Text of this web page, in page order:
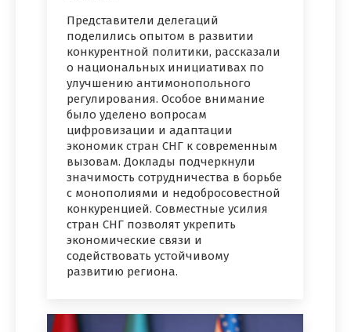
Представители делегаций
поделились опытом в развитии
конкурентной политики, рассказали
о национальных инициативах по
улучшению антимонопольного
регулирования. Особое внимание
было уделено вопросам
цифровизации и адаптации
экономик стран СНГ к современным
вызовам. Доклады подчеркнули
значимость сотрудничества в борьбе
с монополиями и недобросовестной
конкуренцией. Совместные усилия
стран СНГ позволят укрепить
экономические связи и
содействовать устойчивому
развитию региона.